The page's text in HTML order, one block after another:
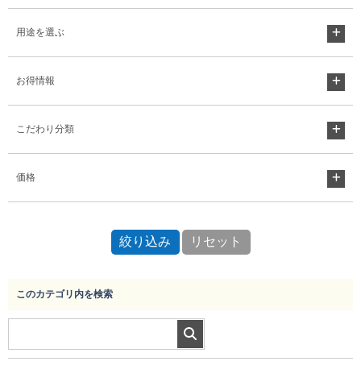
用途を選ぶ
お得情報
こだわり分類
価格
このカテゴリ内を検索